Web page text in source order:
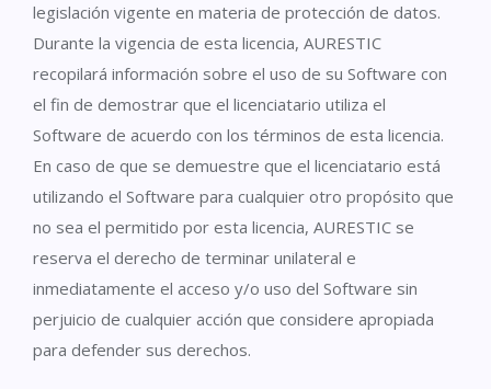
legislación vigente en materia de protección de datos.
Durante la vigencia de esta licencia, AURESTIC
recopilará información sobre el uso de su Software con
el fin de demostrar que el licenciatario utiliza el
Software de acuerdo con los términos de esta licencia.
En caso de que se demuestre que el licenciatario está
utilizando el Software para cualquier otro propósito que
no sea el permitido por esta licencia, AURESTIC se
reserva el derecho de terminar unilateral e
inmediatamente el acceso y/o uso del Software sin
perjuicio de cualquier acción que considere apropiada
para defender sus derechos.